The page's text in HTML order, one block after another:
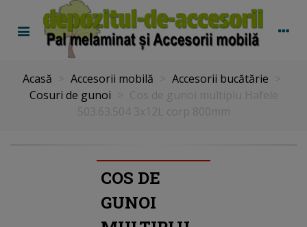
Acasă Accesorii mobilă Accesorii bucătărie
Cosuri de gunoi
COS DE
GUNOI